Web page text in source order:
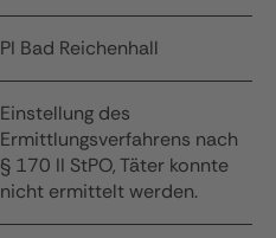
PI Bad Reichenhall
Einstellung des
Ermittlungsverfahrens nach
§ 170 II StPO, Täter konnte
nicht ermittelt werden.